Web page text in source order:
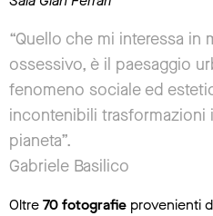
“Quello che mi interessa in
ossessivo, è il paesaggio
fenomeno sociale ed
incontenibili trasformazioni
pianeta”.
Gabriele Basilico
Oltre70 fotografie provenienti